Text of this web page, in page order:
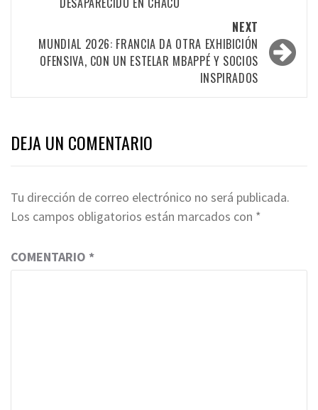
NEXT
MUNDIAL 2026: FRANCIA DA OTRA EXHIBICIÓN
OFENSIVA, CON UN ESTELAR MBAPPÉ Y SOCIOS
INSPIRADOS
DEJA UN COMENTARIO
Tu dirección de correo electrónico no será publicada.
Los campos obligatorios están marcados con *
COMENTARIO *